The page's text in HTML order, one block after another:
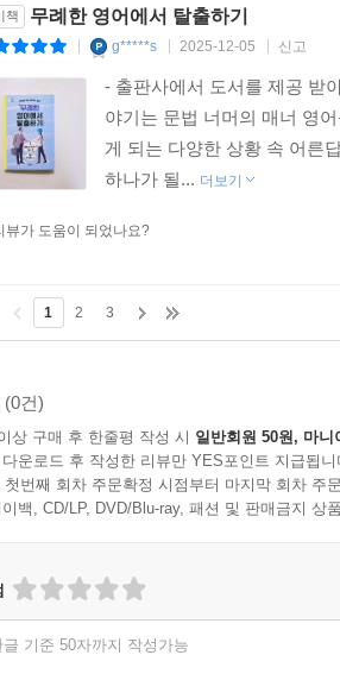
책 무례한 영어에서 탈출하기
g*****s 2025-12-05 신고
- 출판사에서 도서를 제공 받
야기는 문법 너머의 매너 영
게 되는 다양한 상황 속 어른
하나가 될... 더보기
뷰가 도움이 되었나요?
1 2 3
(0건)
상 구매 후 한줄평 작성 시 일반회원 50원, 마니
운로드 후 작성한 리뷰만 YES포인트 지급됩니
첫번째 회차 주문확정 시점부터 마지막 회차 주
백, CD/LP, DVD/Blu-ray, 패션 및 판매금지 상
글 기준 50자까지 작성가능